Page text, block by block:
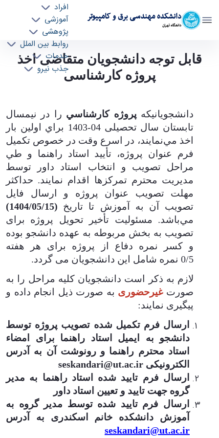
دانشکده مهندسی برق و کامپیوتر
دانشگاه تهران
افراد
آموزشی
پژوهشی
روابط بین الملل
خدمات
جذب نیرو
قابل توجه دانشجویان متقاضی اخذ پروژه
کارشناسی - ece- دانشکده مهندسی برق و کامپیوتر
قابل توجه دانشجویان متقاضی اخذ
پروژه کارشناسی
دانشجويانيكه پروژه كارشناسي را در نيمسال
تابستان سال تحصیلی 04-1403 براي اولين بار
اخذ مي‌نمايند، در اسرع وقت در خصوص تكميل
فرم عنوان پروژه، تأييد استاد راهنما و طي
مراحل تصويب و انتخاب استاد داور توسط
مديريت محترم تمرکزها اقدام نمايند. حداكثر
مهلت تصويب عنوان پروژه و ارسال فایل
تصويب آن به آموزش تا تاریخ (1404/05/15)
مي‌باشد. مسئولیت تأخیر تحویل پروژه برای
تصویب به بخش مربوطه به عهده دانشجو بوده
و کسر نمره دفاع از پروژه برای هر هفته
0/5 نمره شامل این دانشجویان می گردد
.
لازم به ذکر است دانشجویان کلیه مراحل را به
صورتغیرحضوری به صورت ذیل انجام داده و
پیگیری نمایند:
ارسال فرم تکمیل شده تصویب پروژه توسط
دانشجو به ایمیل استاد راهنما برای امضاء
استاد محترم راهنما و رونوشت آن به آدرس
الکترونیکی seskandari@ut.ac.ir
ارسال فرم تایید شده استاد راهنما به مدیر
گروه جهت تایید و تعیین استاد داور
ارسال فرم تایید شده توسط مدیر گروه به
آموزش دانشکده خانم اسکندری به آدرس
seskandari@ut.ac.ir